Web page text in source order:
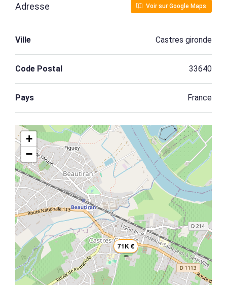
Adresse Voir sur Google Maps
Ville Castres gironde
Code Postal 33640
Pays France
71K €
+
−